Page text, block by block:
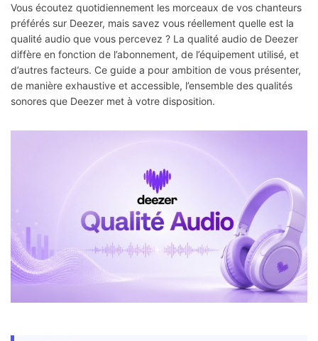
Vous écoutez quotidiennement les morceaux de vos chanteurs
préférés sur Deezer, mais savez vous réellement quelle est la
qualité audio que vous percevez ? La qualité audio de Deezer
diffère en fonction de l’abonnement, de l’équipement utilisé, et
d’autres facteurs. Ce guide a pour ambition de vous présenter,
de manière exhaustive et accessible, l’ensemble des qualités
sonores que Deezer met à votre disposition.